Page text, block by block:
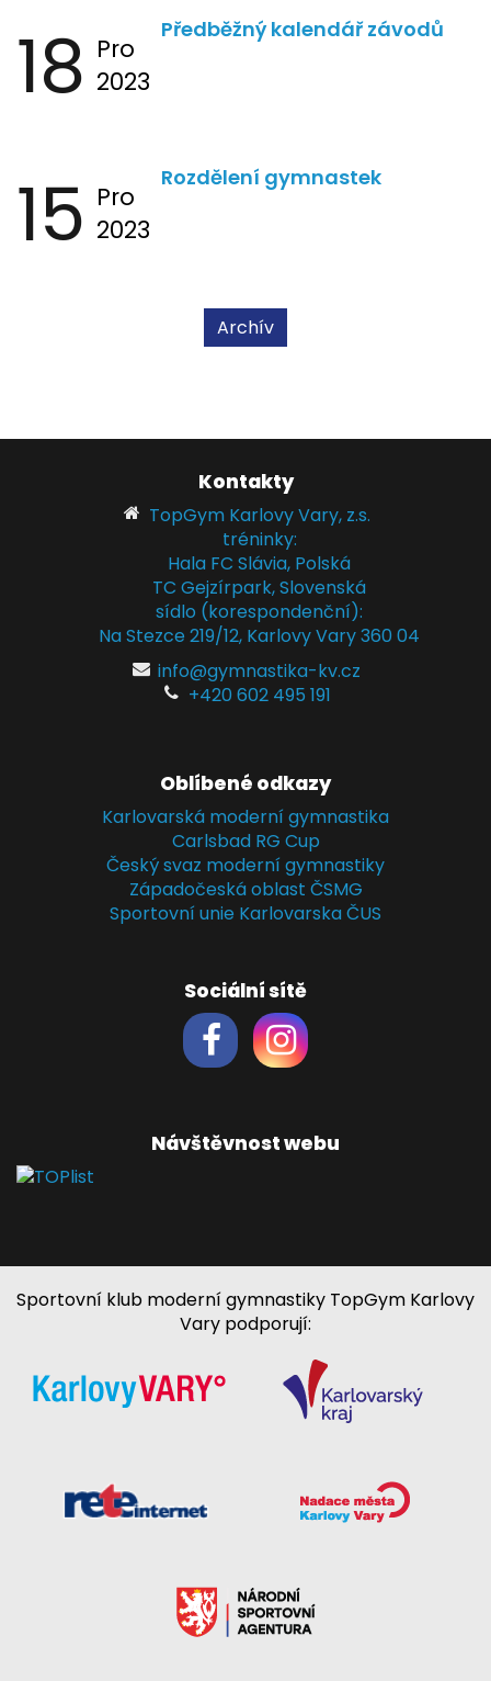
18 Pro
2023
Předběžný kalendář závodů
15 Pro
2023
Rozdělení gymnastek
Archív
Kontakty
TopGym Karlovy Vary, z.s.
tréninky:
Hala FC Slávia, Polská
TC Gejzírpark, Slovenská
sídlo (korespondenční):
Na Stezce 219/12, Karlovy Vary 360 04
info@gymnastika-kv.cz
+420 602 495 191
Oblíbené odkazy
Karlovarská moderní gymnastika
Carlsbad RG Cup
Český svaz moderní gymnastiky
Západočeská oblast ČSMG
Sportovní unie Karlovarska ČUS
Sociální sítě
Návštěvnost webu
Sportovní klub moderní gymnastiky TopGym Karlovy
Vary podporují: